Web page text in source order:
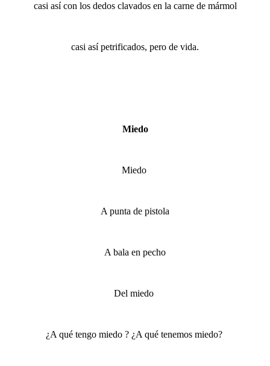
casi así con los dedos clavados en la carne de mármol
casi así petrificados, pero de vida.
Miedo
Miedo
A punta de pistola
A bala en pecho
Del miedo
¿A qué tengo miedo ? ¿A qué tenemos miedo?